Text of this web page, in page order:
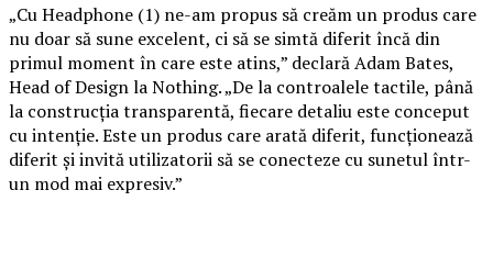
„Cu Headphone (1) ne-am propus să creăm un produs care
nu doar să sune excelent, ci să se simtă diferit încă din
primul moment în care este atins,” declară Adam Bates,
Head of Design la Nothing. „De la controalele tactile, până
la construcția transparentă, fiecare detaliu este conceput
cu intenție. Este un produs care arată diferit, funcționează
diferit și invită utilizatorii să se conecteze cu sunetul într-
un mod mai expresiv.”